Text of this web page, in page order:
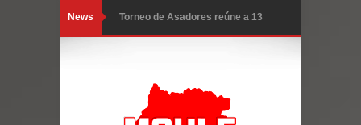
News Torneo de Asadores reúne a 13
2026 en Talca
Alerta por hantavirus: expertos piden